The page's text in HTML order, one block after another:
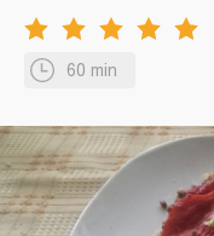
60 min